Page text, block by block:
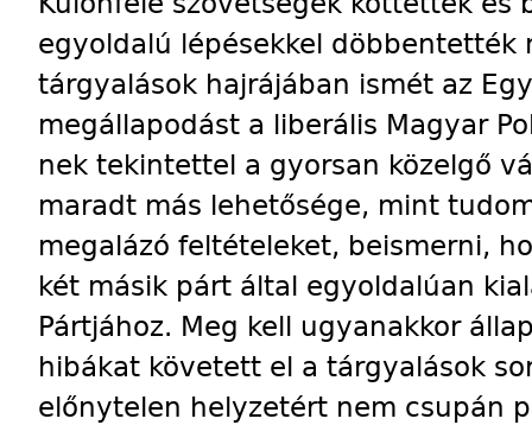
egyoldalú lépésekkel döbbentették
tárgyalások hajrájában ismét az
megállapodást a liberális Magyar
nek tekintettel a gyorsan közelgő
maradt más lehetősége, mint
megalázó feltételeket, beismerni,
két másik párt által egyoldalúan
Pártjához. Meg kell ugyanakkor
hibákat követett el a tárgyalások
előnytelen helyzetért nem csupán